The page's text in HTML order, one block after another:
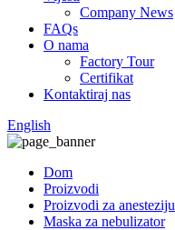
Company News
FAQs
O nama
Factory Tour
Certifikat
Kontaktiraj nas
English
Dom
Proizvodi
Proizvodi za anesteziju
Maska za nebulizator